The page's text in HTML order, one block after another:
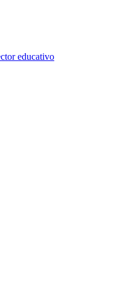
educativo